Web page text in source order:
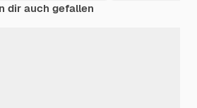
dir auch gefallen